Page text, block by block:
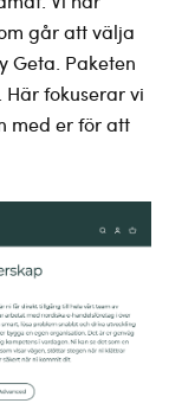
går att välja
Geta. Paketen
. Här fokuserar vi
med er för att